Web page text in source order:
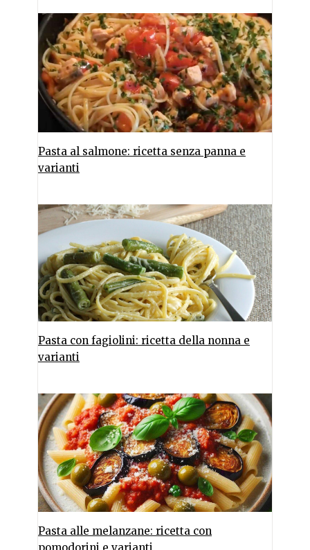
Pasta al salmone: ricetta senza panna e
varianti
Pasta con fagiolini: ricetta della nonna e
varianti
Pasta alle melanzane: ricetta con